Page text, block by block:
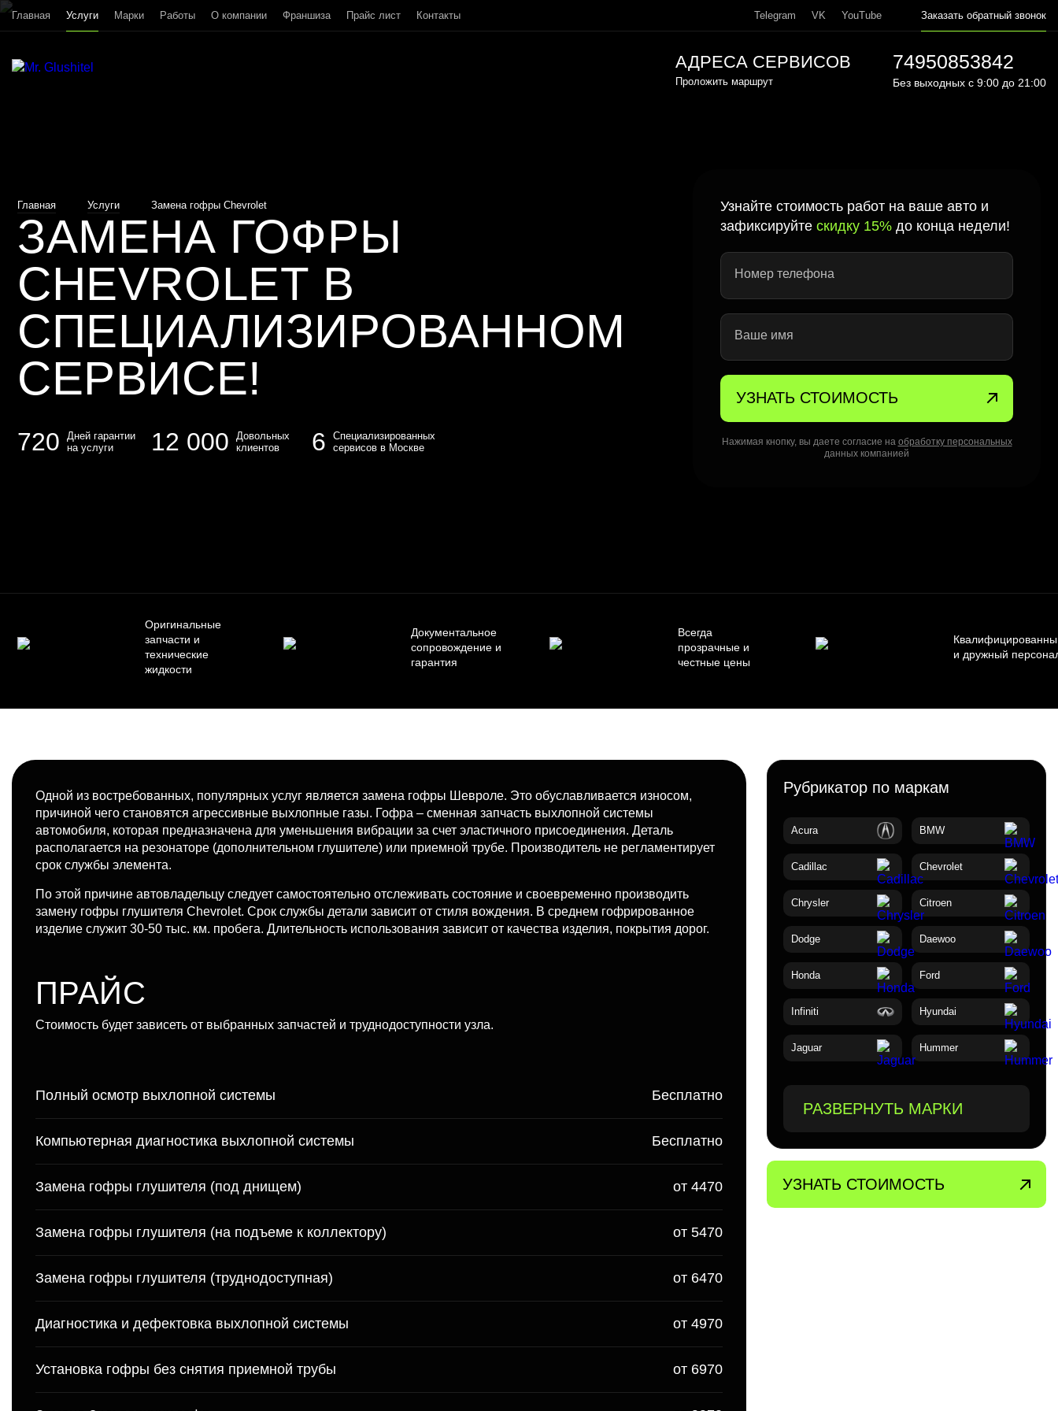
Главная Услуги Марки Работы О компании Франшиза Прайс лист Контакты Telegram VK YouTube Заказать обратный звонок
АДРЕСА СЕРВИСОВ
Проложить маршрут
74950853842
Без выходных с 9:00 до 21:00
Главная Услуги Замена гофры Chevrolet
ЗАМЕНА ГОФРЫ
CHEVROLET В
СПЕЦИАЛИЗИРОВАННОМ
СЕРВИСЕ!
720
Дней гарантии
на услуги
12 000
Довольных
клиентов
6
Специализированных
сервисов в Москве
Узнайте стоимость работ на ваше авто и
зафиксируйте скидку 15% до конца недели!
Номер телефона
Ваше имя
УЗНАТЬ СТОИМОСТЬ
Нажимая кнопку, вы даете согласие на обработку персональных
данных компанией
Оригинальные
запчасти и
технические
жидкости
Документальное
сопровождение и
гарантия
Всегда
прозрачные и
честные цены
и дружный
Одной из востребованных, популярных услуг является замена гофры Шевроле. Это обуславливается износом,
причиной чего становятся агрессивные выхлопные газы. Гофра – сменная запчасть выхлопной системы
автомобиля, которая предназначена для уменьшения вибрации за счет эластичного присоединения. Деталь
располагается на резонаторе (дополнительном глушителе) или приемной трубе. Производитель не регламентирует
срок службы элемента.
По этой причине автовладельцу следует самостоятельно отслеживать состояние и своевременно производить
замену гофры глушителя Chevrolet. Срок службы детали зависит от стиля вождения. В среднем гофрированное
изделие служит 30-50 тыс. км. пробега. Длительность использования зависит от качества изделия, покрытия дорог.
ПРАЙС
Стоимость будет зависеть от выбранных запчастей и труднодоступности узла.
Полный осмотр выхлопной системы Бесплатно
Компьютерная диагностика выхлопной системы Бесплатно
Замена гофры глушителя (под днищем) от 4470
Замена гофры глушителя (на подъеме к коллектору) от 5470
Замена гофры глушителя (труднодоступная) от 6470
Диагностика и дефектовка выхлопной системы от 4970
Установка гофры без снятия приемной трубы от 6970
Рубрикатор по маркам
Acura BMW
Cadillac Chevrolet
Chrysler Citroen
Dodge Daewoo
Honda Ford
Infiniti Hyundai
Jaguar Hummer
РАЗВЕРНУТЬ МАРКИ
УЗНАТЬ СТОИМОСТЬ